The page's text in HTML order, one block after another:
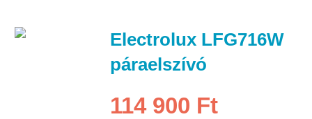
Electrolux LFG716W
páraelszívó
114 900 Ft